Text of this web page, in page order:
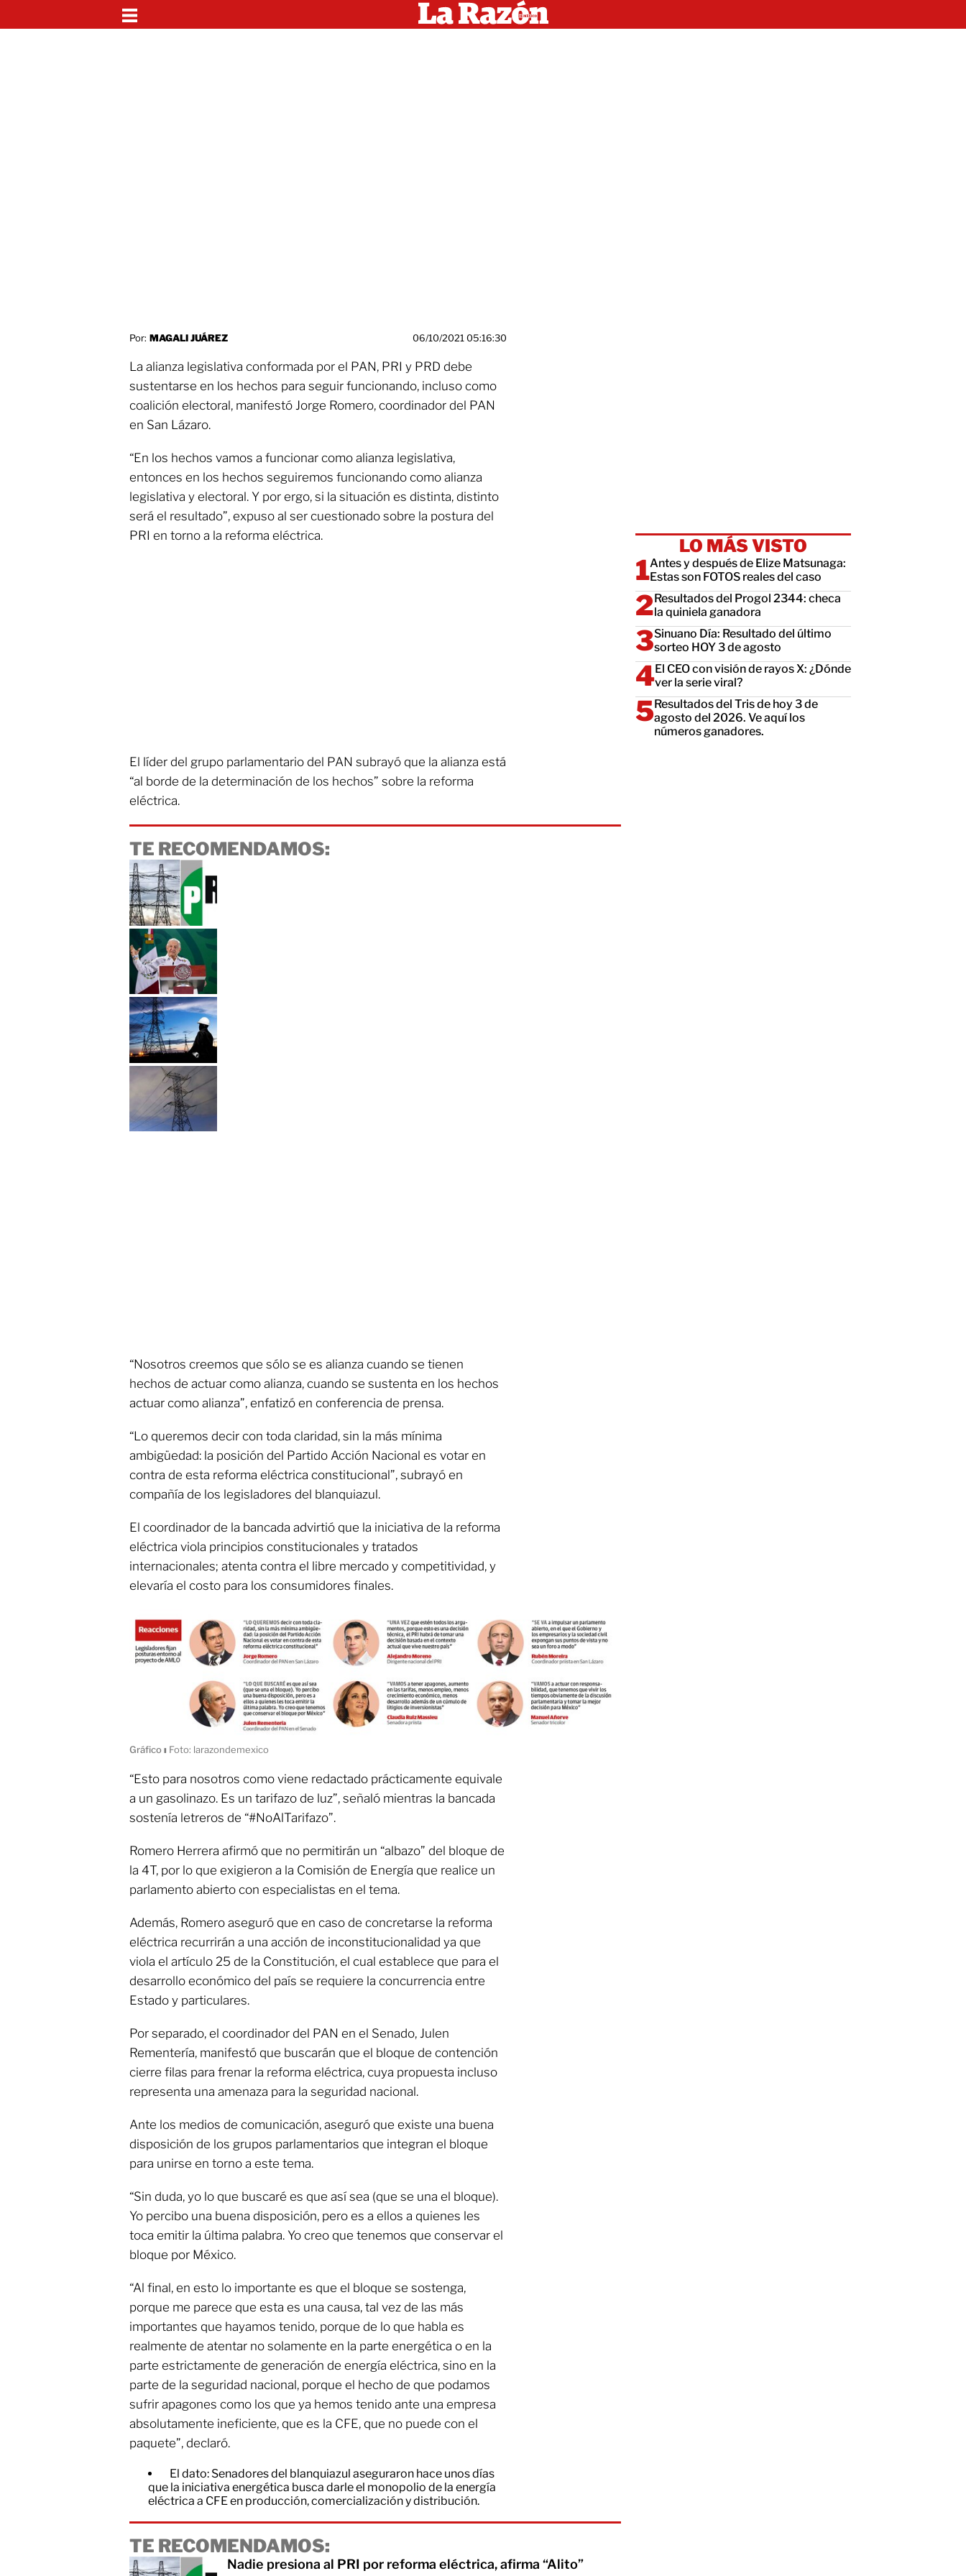
Por: MAGALI JUÁREZ 06/10/2021 05:16:30
La alianza legislativa conformada por el PAN, PRI y PRD debe
sustentarse en los hechos para seguir funcionando, incluso como
coalición electoral, manifestó Jorge Romero, coordinador del PAN
en San Lázaro.
“En los hechos vamos a funcionar como alianza legislativa,
entonces en los hechos seguiremos funcionando como alianza
legislativa y electoral. Y por ergo, si la situación es distinta, distinto
será el resultado”, expuso al ser cuestionado sobre la postura del
PRI en torno a la reforma eléctrica.
El líder del grupo parlamentario del PAN subrayó que la alianza está
“al borde de la determinación de los hechos” sobre la reforma
eléctrica.
TE RECOMENDAMOS:
“Nosotros creemos que sólo se es alianza cuando se tienen
hechos de actuar como alianza, cuando se sustenta en los hechos
actuar como alianza”, enfatizó en conferencia de prensa.
“Lo queremos decir con toda claridad, sin la más mínima
ambigüedad: la posición del Partido Acción Nacional es votar en
contra de esta reforma eléctrica constitucional”, subrayó en
compañía de los legisladores del blanquiazul.
El coordinador de la bancada advirtió que la iniciativa de la reforma
eléctrica viola principios constitucionales y tratados
internacionales; atenta contra el libre mercado y competitividad, y
elevaría el costo para los consumidores finales.
Gráficoı Foto: larazondemexico
“Esto para nosotros como viene redactado prácticamente equivale
a un gasolinazo. Es un tarifazo de luz”, señaló mientras la bancada
sostenía letreros de “#NoAlTarifazo”.
Romero Herrera afirmó que no permitirán un “albazo” del bloque de
la 4T, por lo que exigieron a la Comisión de Energía que realice un
parlamento abierto con especialistas en el tema.
Además, Romero aseguró que en caso de concretarse la reforma
eléctrica recurrirán a una acción de inconstitucionalidad ya que
viola el artículo 25 de la Constitución, el cual establece que para el
desarrollo económico del país se requiere la concurrencia entre
Estado y particulares.
Por separado, el coordinador del PAN en el Senado, Julen
Rementería, manifestó que buscarán que el bloque de contención
cierre filas para frenar la reforma eléctrica, cuya propuesta incluso
representa una amenaza para la seguridad nacional.
Ante los medios de comunicación, aseguró que existe una buena
disposición de los grupos parlamentarios que integran el bloque
para unirse en torno a este tema.
“Sin duda, yo lo que buscaré es que así sea (que se una el bloque).
Yo percibo una buena disposición, pero es a ellos a quienes les
toca emitir la última palabra. Yo creo que tenemos que conservar el
bloque por México.
“Al final, en esto lo importante es que el bloque se sostenga,
porque me parece que esta es una causa, tal vez de las más
importantes que hayamos tenido, porque de lo que habla es
realmente de atentar no solamente en la parte energética o en la
parte estrictamente de generación de energía eléctrica, sino en la
parte de la seguridad nacional, porque el hecho de que podamos
sufrir apagones como los que ya hemos tenido ante una empresa
absolutamente ineficiente, que es la CFE, que no puede con el
paquete”, declaró.
El dato: Senadores del blanquiazul aseguraron hace unos días
que la iniciativa energética busca darle el monopolio de la energía
eléctrica a CFE en producción, comercialización y distribución.
TE RECOMENDAMOS:
Nadie presiona al PRI por reforma eléctrica, afirma “Alito”
LO MÁS VISTO
Antes y después de Elize Matsunaga:
Estas son FOTOS reales del caso
Resultados del Progol 2344: checa
la quiniela ganadora
Sinuano Día: Resultado del último
sorteo HOY 3 de agosto
El CEO con visión de rayos X: ¿Dónde
ver la serie viral?
Resultados del Tris de hoy 3 de
agosto del 2026. Ve aquí los
números ganadores.